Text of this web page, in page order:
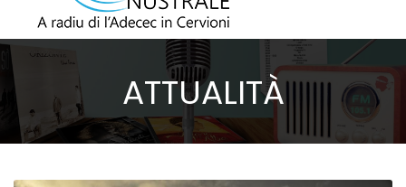
ATTUALITÀ